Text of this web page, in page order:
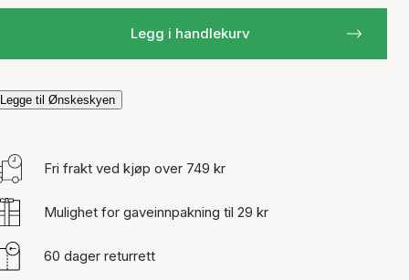
Legg i handlekurv
Legge til Ønskeskyen
Fri frakt ved kjøp over 749 kr
Mulighet for gaveinnpakning til 29 kr
60 dager returrett